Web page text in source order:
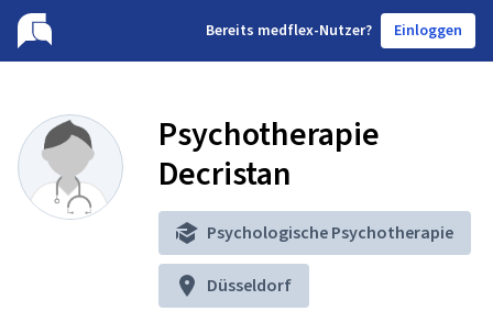
Bereits medflex-Nutzer? Einloggen
Psychotherapie
Decristan
Psychologische Psychotherapie
Düsseldorf